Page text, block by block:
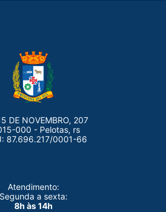
DE NOVEMBRO, 207
000 - Pelotas, rs
87.696.217/0001-66
Atendimento:
Segunda a sexta:
8h às 14h